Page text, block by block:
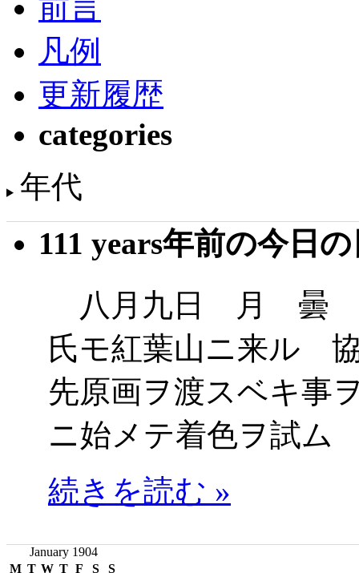
前言
凡例
更新履歴
categories
年代
111 years年前の今日
八月九日 月 曇
氏モ紅葉山ニ来ル
先原画ヲ渡スベキ事
ニ始メテ着色ヲ試ム
続きを読む »
January 1904
M T W T F S S